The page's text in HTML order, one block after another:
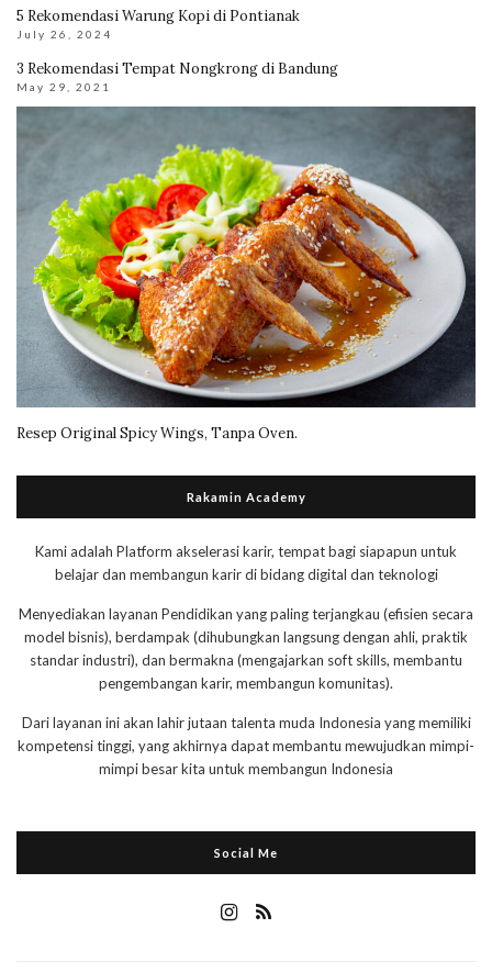
5 Rekomendasi Warung Kopi di Pontianak
July 26, 2024
3 Rekomendasi Tempat Nongkrong di Bandung
May 29, 2021
Resep Original Spicy Wings, Tanpa Oven.
Rakamin Academy
Kami adalah Platform akselerasi karir, tempat bagi siapapun untuk
belajar dan membangun karir di bidang digital dan teknologi
Menyediakan layanan Pendidikan yang paling terjangkau (efisien secara
model bisnis), berdampak (dihubungkan langsung dengan ahli, praktik
standar industri), dan bermakna (mengajarkan soft skills, membantu
pengembangan karir, membangun komunitas).
Dari layanan ini akan lahir jutaan talenta muda Indonesia yang memiliki
kompetensi tinggi, yang akhirnya dapat membantu mewujudkan mimpi-
mimpi besar kita untuk membangun Indonesia
Social Me